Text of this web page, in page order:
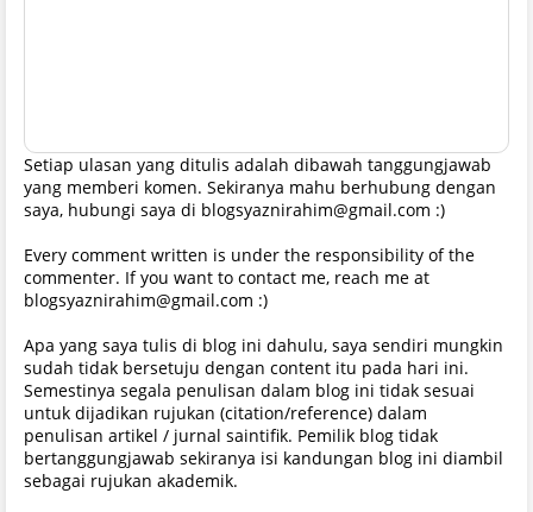
Setiap ulasan yang ditulis adalah dibawah tanggungjawab
yang memberi komen. Sekiranya mahu berhubung dengan
saya, hubungi saya di blogsyaznirahim@gmail.com :)
Every comment written is under the responsibility of the
commenter. If you want to contact me, reach me at
blogsyaznirahim@gmail.com :)
Apa yang saya tulis di blog ini dahulu, saya sendiri mungkin
sudah tidak bersetuju dengan content itu pada hari ini.
Semestinya segala penulisan dalam blog ini tidak sesuai
untuk dijadikan rujukan (citation/reference) dalam
penulisan artikel / jurnal saintifik. Pemilik blog tidak
bertanggungjawab sekiranya isi kandungan blog ini diambil
sebagai rujukan akademik.